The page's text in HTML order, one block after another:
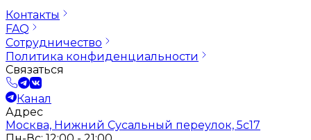
Контакты
FAQ
Сотрудничество
Политика конфиденциальности
Связаться
Канал
Адрес
Москва, Нижний Сусальный переулок, 5с17